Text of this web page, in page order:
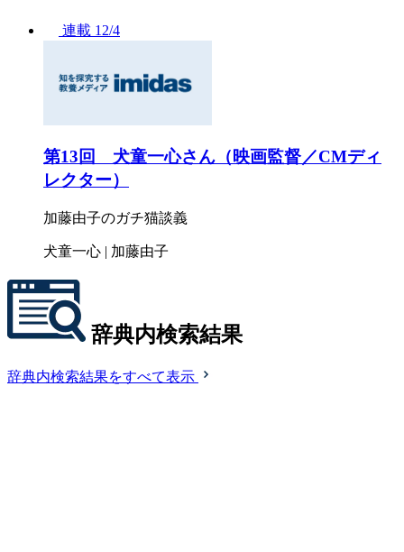
連載 12/4
第13回 犬童一心さん（映画監督／CMディ
レクター）
加藤由子のガチ猫談義
犬童一心 | 加藤由子
辞典内検索結果
辞典内検索結果をすべて表示